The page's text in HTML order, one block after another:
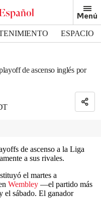
Menú
ESPACIO
de ascenso inglés por
de ascenso a la Liga
a sus rivales.
el martes a
Wembley —el partido más
sábado. El ganador